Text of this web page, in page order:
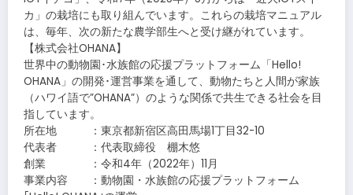
カ」の栽培にも取り組んでいます。これらの栽培マニュアル
は、毎年、次の新たな農学部生へと受け継がれています。
【株式会社OHANA】
世界中の動物園･水族館の応援プラットフォーム「Hello!
OHANA」の開発･運営事業を通して、動物たちと人間が家族
（ハワイ語で”OHANA”）のような関係で共生できる社会を目
指しています。
所在地 ：東京都新宿区高田馬場1丁目32-10
代表者 ：代表取締役 棚木悠
創業 ：令和4年（2022年）11月
事業内容 ：動物園・水族館の応援プラットフォーム